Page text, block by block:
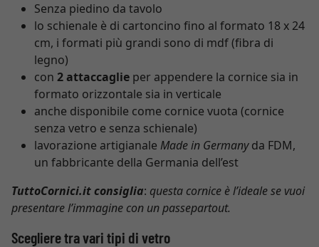
Senza piedino da tavolo
lo schienale è di cartoncino fino al formato 18 x 24
cm, i formati più grandi sono di mdf (fibra di
legno)
con 2 attaccaglie per appendere la cornice sia in
formato orizzontale sia in verticale
anche disponibile come cornice vuota (cornice
senza vetro e senza schienale)
lavorazione artigianale Made in Germanyda FDM,
un fabbricante della Germania dell’est
TuttoCornici.it consiglia: questa cornice è l’ideale se vuoi
presentare l’immagine con un passepartout.
Scegliere tra vari tipi di vetro